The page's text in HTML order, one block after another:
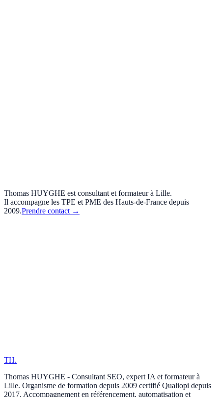
Thomas HUYGHE est consultant et formateur à Lille.
Il accompagne les TPE et PME des Hauts-de-France depuis
2009.Prendre contact →
TH.
Thomas HUYGHE - Consultant SEO, expert IA et formateur à
Lille. Organisme de formation depuis 2009 certifié Qualiopi depuis
2017. Accompagnement en référencement, automatisation et